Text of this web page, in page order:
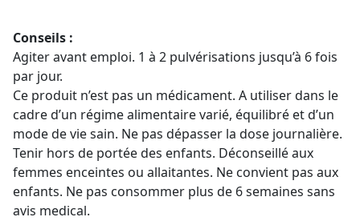
Conseils :
Agiter avant emploi. 1 à 2 pulvérisations jusqu’à 6 fois
par jour.
Ce produit n’est pas un médicament. A utiliser dans le
cadre d’un régime alimentaire varié, équilibré et d’un
mode de vie sain. Ne pas dépasser la dose journalière.
Tenir hors de portée des enfants. Déconseillé aux
femmes enceintes ou allaitantes. Ne convient pas aux
enfants. Ne pas consommer plus de 6 semaines sans
avis medical.